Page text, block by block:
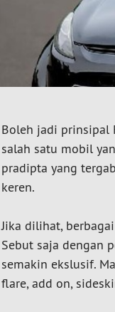
Boleh jadi prinsipal
salah satu mobil
pradipta yang
keren.
Jika dilihat,
Sebut saja dengan
semakin ekslusif.
flare, add on,